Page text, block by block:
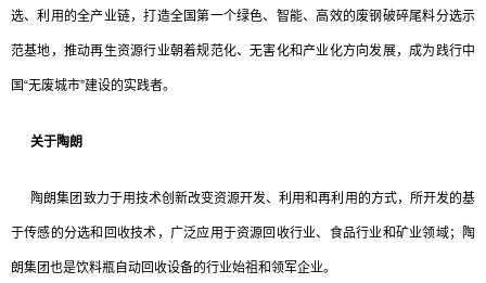
选、利用的全产业链，打造全国第一个绿色、智能、高效的废钢破碎尾料分选示
范基地，推动再生资源行业朝着规范化、无害化和产业化方向发展，成为践行中
国“无废城市”建设的实践者。
关于陶朗
陶朗集团致力于用技术创新改变资源开发、利用和再利用的方式，所开发的基
于传感的分选和回收技术，广泛应用于资源回收行业、食品行业和矿业领域；陶
朗集团也是饮料瓶自动回收设备的行业始祖和领军企业。